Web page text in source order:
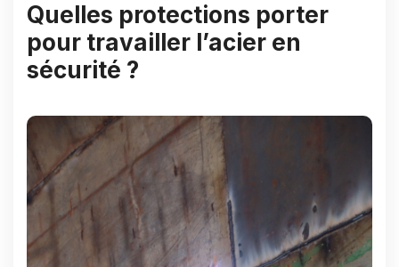
Quelles protections porter
pour travailler l’acier en
sécurité ?